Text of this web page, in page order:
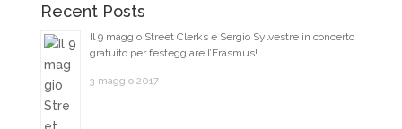
Recent Posts
Il 9 maggio Street Clerks e Sergio Sylvestre in concerto
gratuito per festeggiare l’Erasmus!
3 maggio 2017